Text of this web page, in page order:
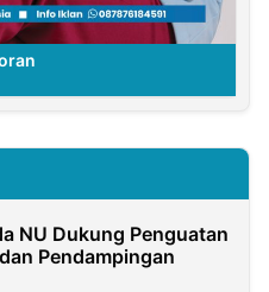
NU Dukung Penguatan
Pendampingan